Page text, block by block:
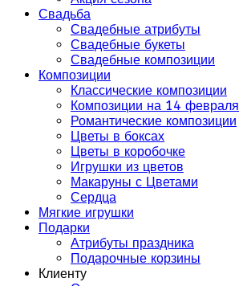
Свадьба
Свадебные атрибуты
Свадебные букеты
Свадебные композиции
Композиции
Классические композиции
Композиции на 14 февраля
Романтические композиции
Цветы в боксах
Цветы в коробочке
Игрушки из цветов
Макаруны с Цветами
Сердца
Мягкие игрушки
Подарки
Атрибуты праздника
Подарочные корзины
Клиенту